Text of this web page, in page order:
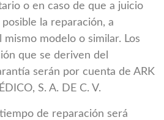
o en caso de que a juicio
la reparación, a
modelo o similar. Los
que se deriven del
serán por cuenta de ARK
S. A. DE C. V.
de reparación será